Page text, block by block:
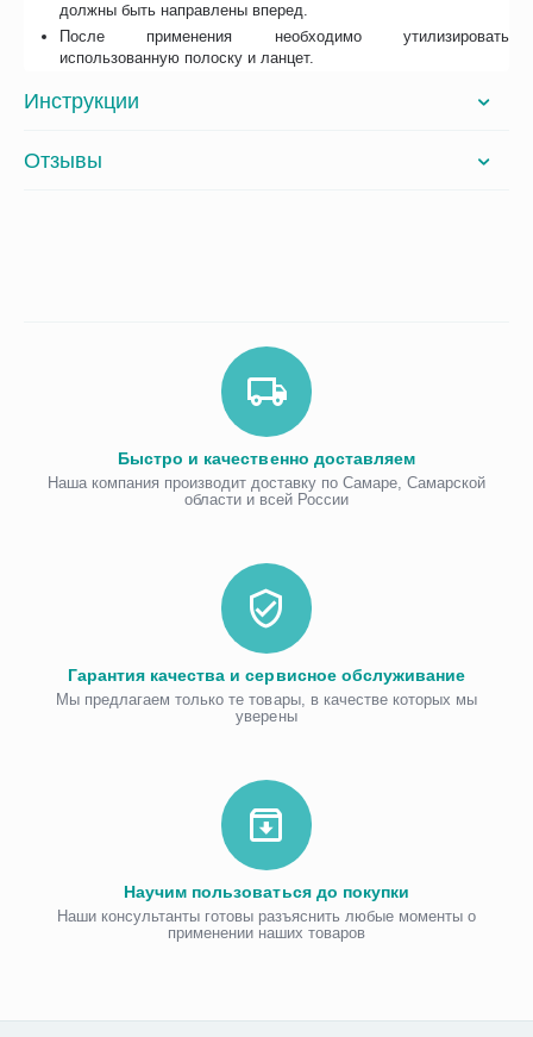
должны быть направлены вперед.
После применения необходимо утилизировать
использованную полоску и ланцет.
Инструкции
Отзывы
Быстро и качественно доставляем
Наша компания производит доставку по Самаре, Самарской
области и всей России
Гарантия качества и сервисное обслуживание
Мы предлагаем только те товары, в качестве которых мы
уверены
Научим пользоваться до покупки
Наши консультанты готовы разъяснить любые моменты о
применении наших товаров